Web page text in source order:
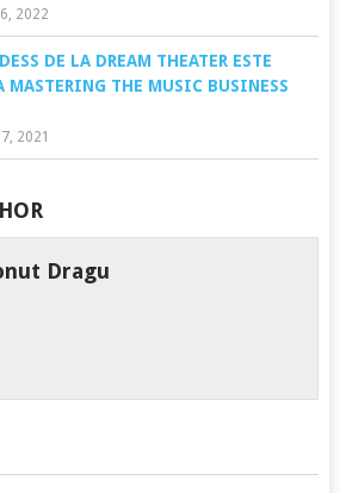
2022
DE LA DREAM THEATER ESTE
MASTERING THE MUSIC BUSINESS
2021
Dragu